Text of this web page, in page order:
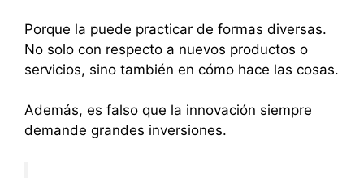
Porque la puede practicar de formas diversas.
No solo con respecto a nuevos productos o
servicios, sino también en cómo hace las cosas.
Además, es falso que la innovación siempre
demande grandes inversiones.